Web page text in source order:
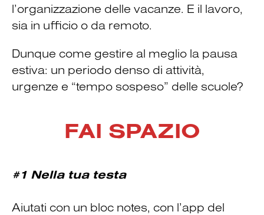
l’organizzazione delle vacanze. E il lavoro,
sia in ufficio o da remoto.
Dunque come gestire al meglio la pausa
estiva: un periodo denso di attività,
urgenze e “tempo sospeso” delle scuole?
FAI SPAZIO
#1 Nella tua testa
Aiutati con un bloc notes, con l’app del